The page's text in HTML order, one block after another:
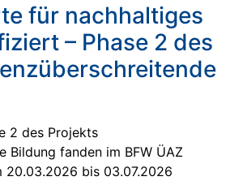
für nachhaltiges
– Phase 2 des
2 des Projekts
Bildung fanden im BFW ÜAZ
20.03.2026 bis 03.07.2026